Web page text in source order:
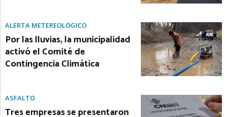
ALERTA METEREOLÓGICO
Por las lluvias, la municipalidad
activó el Comité de
Contingencia Climática
ASFALTO
Tres empresas se presentaron